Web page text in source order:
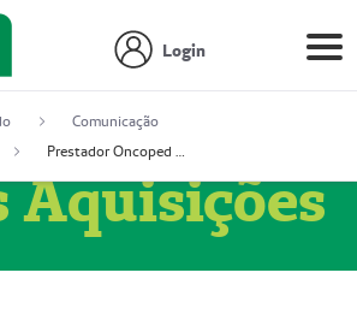
Login
Comunicação
Prestador Oncoped Serviços Médicos (51004335-0)
Aquisições